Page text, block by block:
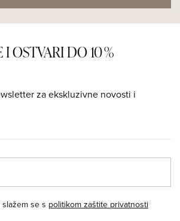
I OSTVARI DO 10 %
za ekskluzivne novosti i
slažem se s politikom zaštite privatnosti